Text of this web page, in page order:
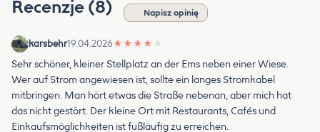
Recenzje (8) Napisz opinię
karsbehr19.04.2026★ ★ ★ ★ ★
Sehr schöner, kleiner Stellplatz an der Ems neben einer Wiese.
Wer auf Strom angewiesen ist, sollte ein langes Stromkabel
mitbringen. Man hört etwas die Straße nebenan, aber mich hat
das nicht gestört. Der kleine Ort mit Restaurants, Cafés und
Einkaufsmöglichkeiten ist fußläufig zu erreichen.